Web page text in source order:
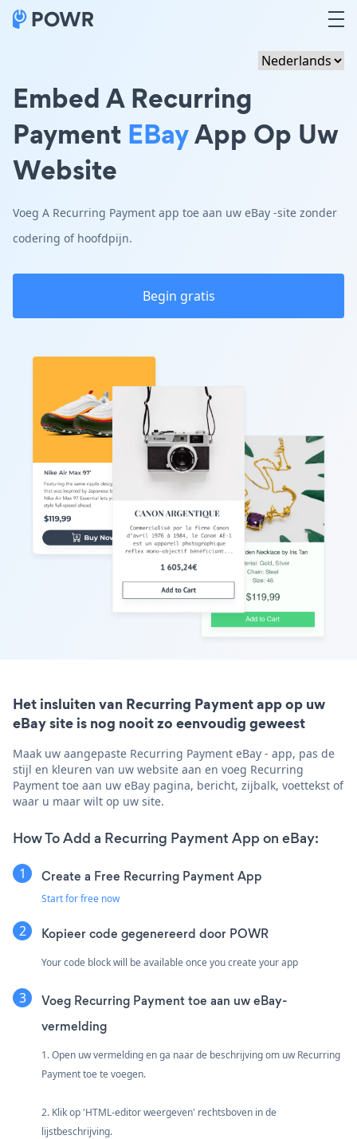
Embed A Recurring
Payment EBayApp Op Uw
Website
Voeg A Recurring Payment app toe aan uw eBay -site zonder
codering of hoofdpijn.
Begin gratis
Het insluiten van Recurring Payment app op uw
eBay site is nog nooit zo eenvoudig geweest
Maak uw aangepaste Recurring Payment eBay - app, pas de
stijl en kleuren van uw website aan en voeg Recurring
Payment toe aan uw eBay pagina, bericht, zijbalk, voettekst of
waar u maar wilt op uw site.
How To Add a Recurring Payment App on eBay:
Create a Free Recurring Payment App
Start for free now
Kopieer code gegenereerd door POWR
Your code block will be available once you create your app
Voeg Recurring Payment toe aan uw eBay-
vermelding
1. Open uw vermelding en ga naar de beschrijving om uw Recurring
Payment toe te voegen.
2. Klik op 'HTML-editor weergeven' rechtsboven in de
lijstbeschrijving.